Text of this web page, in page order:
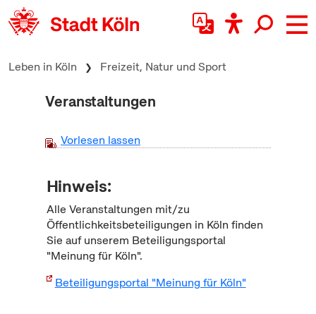
zum Inhalt springen
Leben in Köln Freizeit, Natur und Sport
Veranstaltungen
Vorlesen lassen
Hinweis:
Alle Veranstaltungen mit/zu
Öffentlichkeitsbeteiligungen in Köln finden
Sie auf unserem Beteiligungsportal
"Meinung für Köln".
Beteiligungsportal "Meinung für Köln"